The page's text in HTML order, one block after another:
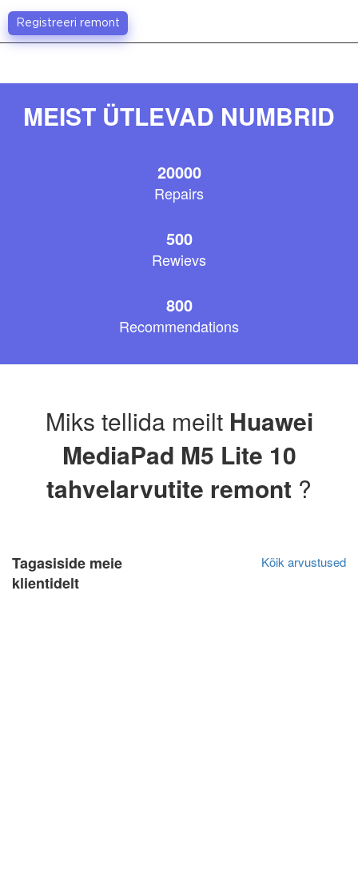
Registreeri remont
MEIST ÜTLEVAD NUMBRID
20000
Repairs
500
Rewievs
800
Recommendations
Miks tellida meilt Huawei
MediaPad M5 Lite 10
tahvelarvutite remont ?
Tagasiside meie
klientidelt
Kõik arvustused